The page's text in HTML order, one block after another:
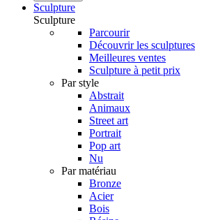
Sculpture
Sculpture
Parcourir
Découvrir les sculptures
Meilleures ventes
Sculpture à petit prix
Par style
Abstrait
Animaux
Street art
Portrait
Pop art
Nu
Par matériau
Bronze
Acier
Bois